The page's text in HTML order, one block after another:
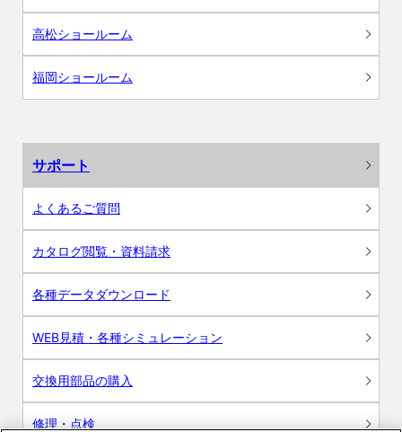
高松ショールーム
福岡ショールーム
サポート
よくあるご質問
カタログ閲覧・資料請求
各種データダウンロード
WEB見積・各種シミュレーション
交換用部品の購入
修理・点検